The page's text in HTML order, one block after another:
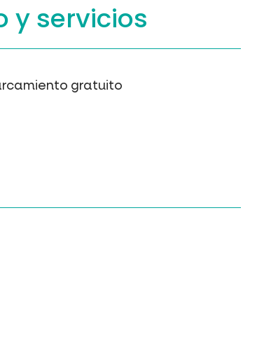
y servicios
gratuito